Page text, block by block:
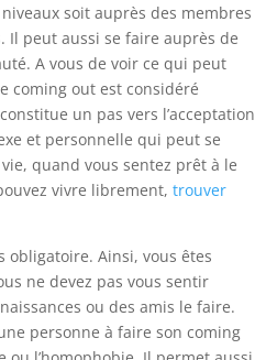
soit auprès des membres
Il peut aussi se faire auprès de
A vous de voir ce qui peut
coming out est considéré
un pas vers l’acceptation
et personnelle qui peut se
quand vous sentez prêt à le
vivre librement,trouver
obligatoire. Ainsi, vous êtes
ne devez pas vous sentir
ou des amis le faire.
personne à faire son coming